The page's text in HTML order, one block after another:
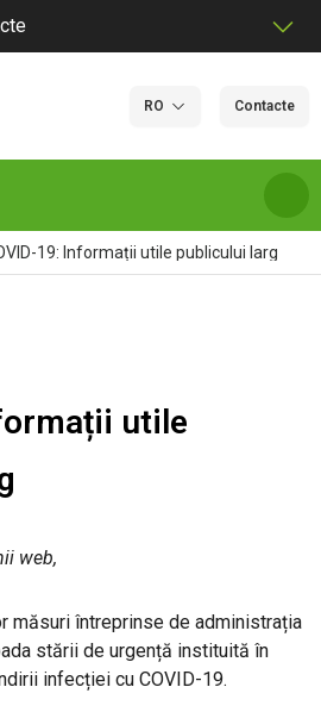
RO Contacte
DESPRE NOI
LABORATOARE
CERTIFICARE
FITOSANITARE
TRANSPARENȚĂ
19: Informații utile publicului larg
utile
web,
măsuri întreprinse de administrația
stării de urgență instituită în
infecției cu COVID-19.